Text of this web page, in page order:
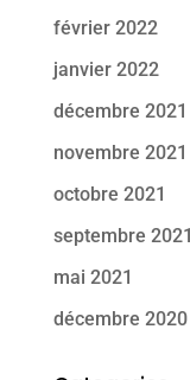
février 2022
janvier 2022
décembre 2021
novembre 2021
octobre 2021
septembre 2021
mai 2021
décembre 2020